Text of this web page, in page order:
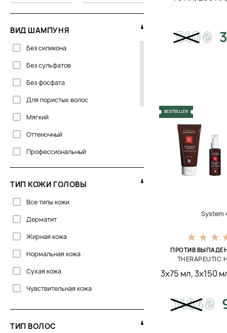
Bosley MD
ВИД ШАМПУНЯ
Без силикона
Без сульфатов
Без фосфата
Для пористых волос
Мягкий
Оттеночный
Профессиональный
С кератином
Сухой
Твердый
Тонирующий
Увлажняющий
ТИП КОЖИ ГОЛОВЫ
Все типы кожи
Дерматит
Жирная кожа
Нормальная кожа
Сухая кожа
Чувствительная кожа
ТИП ВОЛОС
540₴
BESTSELLER
System
ПРОТИВ
THERAPEUTIC
3х75 мл,3х150
1484₴